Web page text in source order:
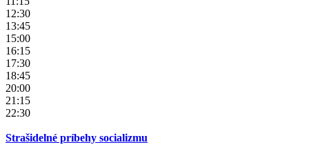
12:30
13:45
15:00
16:15
17:30
18:45
20:00
21:15
22:30
Strašidelné príbehy socializmu